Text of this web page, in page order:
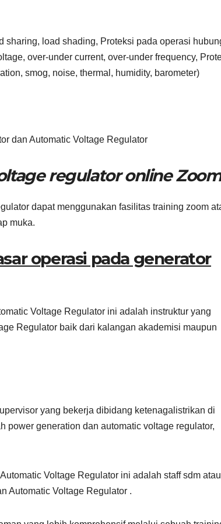
load shading, Proteksi pada operasi
over-under current, over-under frequency,
smog, noise, thermal, humidity, barometer)
dan Automatic Voltage Regulator
regulator online Zoom
dapat menggunakan fasilitas training zoom
muka.
operasi pada generator
Voltage Regulator ini adalah instruktur yang
Regulator baik dari kalangan akademisi maupun
yang bekerja dibidang ketenagalistrikan di
power generation dan automatic voltage regulator,
Voltage Regulator ini adalah staff sdm atau
Automatic Voltage Regulator .